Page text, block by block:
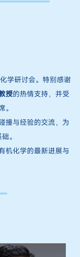
学研讨会。特别感谢
授的热情支持，并受
。
撞与经验的交流，为
。
机化学的最新进展与